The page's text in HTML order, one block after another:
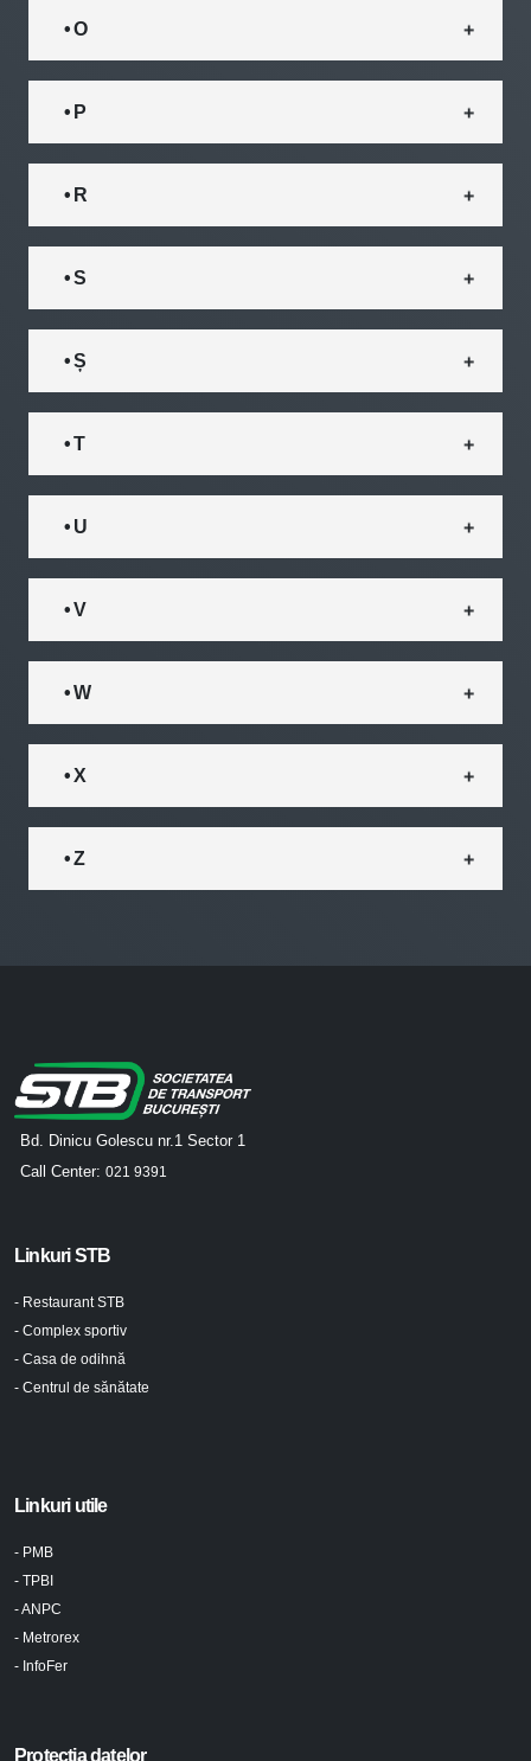
• O
• P
• R
• S
• Ș
• T
• U
• V
• W
• X
• Z
Bd. Dinicu Golescu nr.1 Sector 1
Call Center: 021 9391
Linkuri STB
- Restaurant STB
- Complex sportiv
- Casa de odihnă
- Centrul de sănătate
Linkuri utile
- PMB
- TPBI
- ANPC
- Metrorex
- InfoFer
Protecția datelor